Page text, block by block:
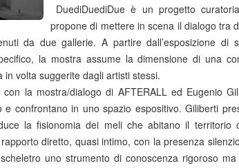
DuediDuediDue è un progetto
propone di mettere in scena il dialogo tra
da due gallerie. A partire dall’esposizione di
la mostra assume la dimensione di una
in volta suggerite dagli artisti stessi.
la mostra/dialogo di AFTERALL ed Eugenio
confrontano in uno spazio espositivo. Giliberti
la fisionomia dei meli che abitano il territorio
diretto, quasi intimo, con la presenza
uno strumento di conoscenza rigoroso